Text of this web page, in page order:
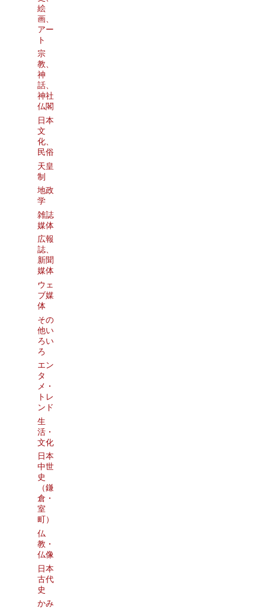
絵
画、
アー
ト
宗
教、
神
話、
神社
仏閣
日本
文
化、
民俗
天皇
制
地政
学
雑誌
媒体
広報
誌、
新聞
媒体
ウェ
ブ媒
体
その
他い
ろい
ろ
エン
タ
メ・
トレ
ンド
生
活・
文化
日本
中世
史
（鎌
倉・
室
町）
仏
教・
仏像
日本
古代
史
かみ